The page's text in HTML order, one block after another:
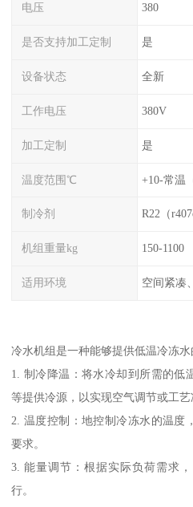
电压 380
是否支持加工定制 是
设备状态 全新
工作电压 380V
加工定制 是
温度范围℃ +10-常温
制冷剂 R22（
机组重量kg 150-1100
适用环境 空间紧凑
冷水机组是一种能够提供低温冷冻
1. 制冷降温：将水冷却到所需的低
等提供冷源，以实现空气调节或工艺
2. 温度控制：地控制冷冻水的温度
要求。
3. 能量调节：根据实际负荷需求
行。